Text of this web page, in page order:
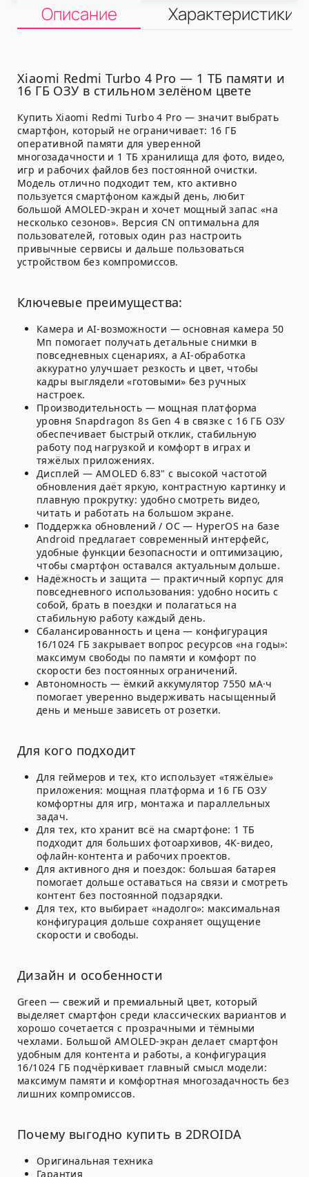
Описание Характеристики
Xiaomi Redmi Turbo 4 Pro — 1 ТБ памяти и
16 ГБ ОЗУ в стильном зелёном цвете
Купить Xiaomi Redmi Turbo 4 Pro — значит выбрать
смартфон, который не ограничивает: 16 ГБ
оперативной памяти для уверенной
многозадачности и 1 ТБ хранилища для фото, видео,
игр и рабочих файлов без постоянной очистки.
Модель отлично подходит тем, кто активно
пользуется смартфоном каждый день, любит
большой AMOLED-экран и хочет мощный запас «на
несколько сезонов». Версия CN оптимальна для
пользователей, готовых один раз настроить
привычные сервисы и дальше пользоваться
устройством без компромиссов.
Ключевые преимущества:
Камера и AI-возможности — основная камера 50
Мп помогает получать детальные снимки в
повседневных сценариях, а AI-обработка
аккуратно улучшает резкость и цвет, чтобы
кадры выглядели «готовыми» без ручных
настроек.
Производительность — мощная платформа
уровня Snapdragon 8s Gen 4 в связке с 16 ГБ ОЗУ
обеспечивает быстрый отклик, стабильную
работу под нагрузкой и комфорт в играх и
тяжёлых приложениях.
Дисплей — AMOLED 6.83" с высокой частотой
обновления даёт яркую, контрастную картинку и
плавную прокрутку: удобно смотреть видео,
читать и работать на большом экране.
Поддержка обновлений / ОС — HyperOS на базе
Android предлагает современный интерфейс,
удобные функции безопасности и оптимизацию,
чтобы смартфон оставался актуальным дольше.
Надёжность и защита — практичный корпус для
повседневного использования: удобно носить с
собой, брать в поездки и полагаться на
стабильную работу каждый день.
Сбалансированность и цена — конфигурация
16/1024 ГБ закрывает вопрос ресурсов «на годы»:
максимум свободы по памяти и комфорт по
скорости без постоянных ограничений.
Автономность — ёмкий аккумулятор 7550 мА·ч
помогает уверенно выдерживать насыщенный
день и меньше зависеть от розетки.
Для кого подходит
Для геймеров и тех, кто использует «тяжёлые»
приложения: мощная платформа и 16 ГБ ОЗУ
комфортны для игр, монтажа и параллельных
задач.
Для тех, кто хранит всё на смартфоне: 1 ТБ
подходит для больших фотоархивов, 4K-видео,
офлайн-контента и рабочих проектов.
Для активного дня и поездок: большая батарея
помогает дольше оставаться на связи и смотреть
контент без постоянной подзарядки.
Для тех, кто выбирает «надолго»: максимальная
конфигурация дольше сохраняет ощущение
скорости и свободы.
Дизайн и особенности
Green — свежий и премиальный цвет, который
выделяет смартфон среди классических вариантов и
хорошо сочетается с прозрачными и тёмными
чехлами. Большой AMOLED-экран делает смартфон
удобным для контента и работы, а конфигурация
16/1024 ГБ подчёркивает главный смысл модели:
максимум памяти и комфортная многозадачность без
лишних компромиссов.
Почему выгодно купить в 2DROIDA
Оригинальная техника
Гарантия